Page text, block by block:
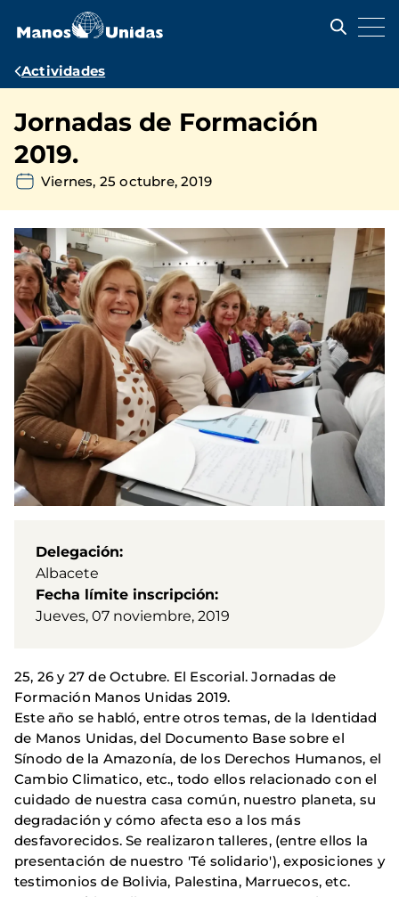
contenido
Ruta
navegación
Actividades
Jornadas de Formación
2019.
Viernes, 25 octubre, 2019
Delegación
Albacete
Fecha límite inscripción
Jueves, 07 noviembre, 2019
25, 26 y 27 de Octubre. El Escorial. Jornadas de
Formación Manos Unidas 2019.
Este año se habló, entre otros temas, de la Identidad
de Manos Unidas, del Documento Base sobre el
Sínodo de la Amazonía, de los Derechos Humanos, el
Cambio Climatico, etc., todo ellos relacionado con el
cuidado de nuestra casa común, nuestro planeta, su
degradación y cómo afecta eso a los más
desfavorecidos. Se realizaron talleres, (entre ellos la
presentación de nuestro 'Té solidario'), exposiciones y
testimonios de Bolivia, Palestina, Marruecos, etc.